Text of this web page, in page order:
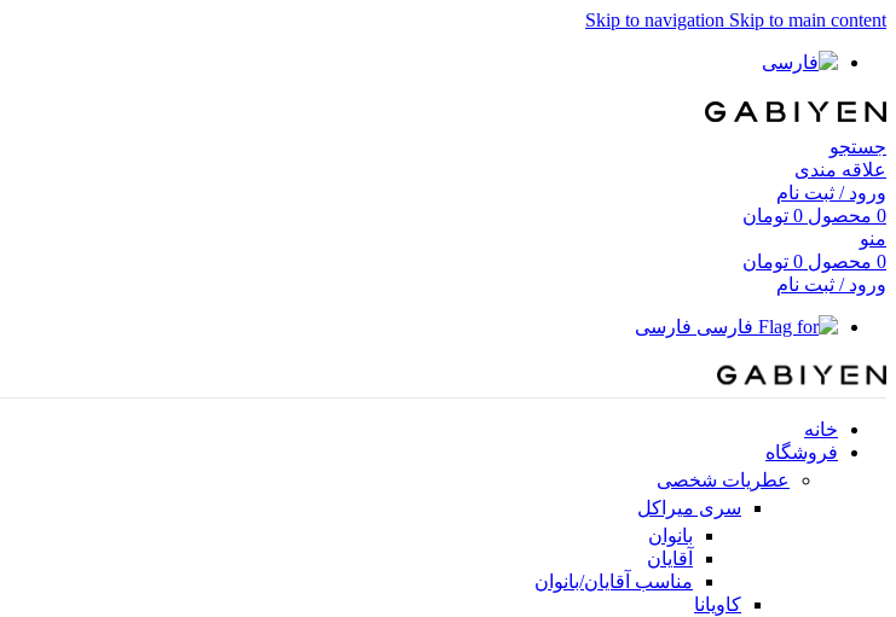
Skip to navigation Skip to main content
جستجو
علاقه مندی
ورود / ثبت نام
0 محصول 0 تومان
منو
0 محصول 0 تومان
ورود / ثبت نام
فارسی
خانه
فروشگاه
عطریات شخصی
سری میراکل
بانوان
آقایان
مناسب آقایان/بانوان
کاویانا